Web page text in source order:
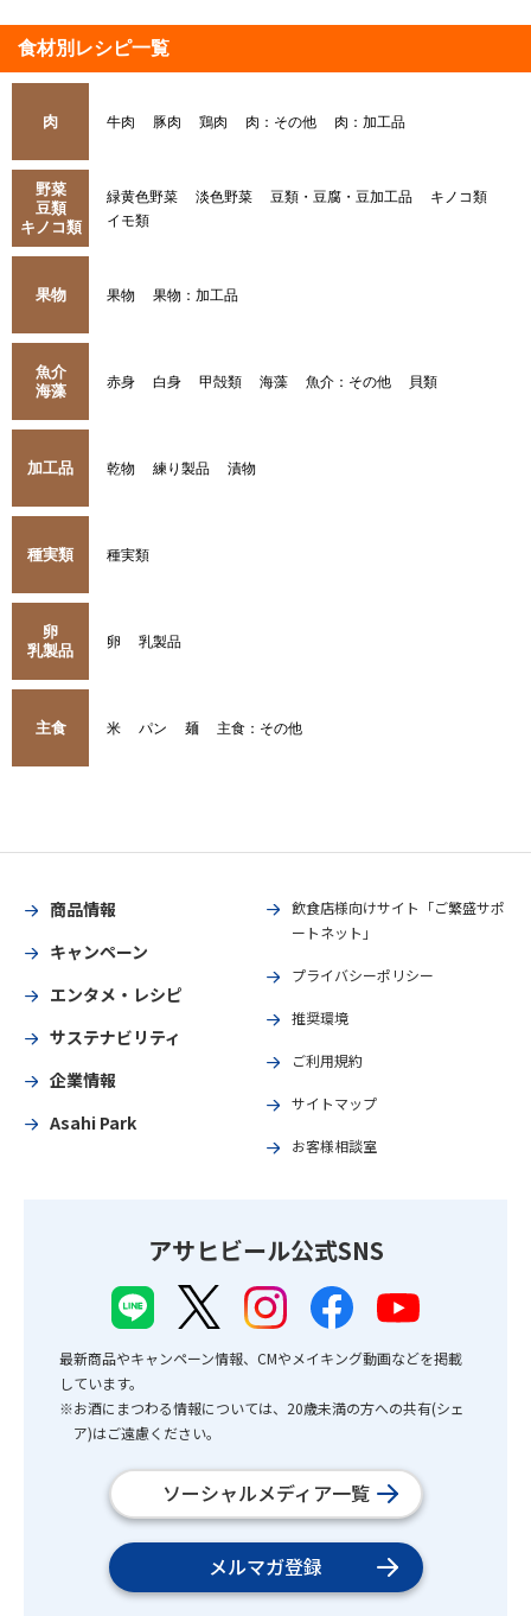
食材別レシピ一覧
肉 牛肉 豚肉 鶏肉 肉：その他 肉：加工品
野菜
豆類
キノコ類
緑黄色野菜 淡色野菜 豆類・豆腐・豆加工品
キノコ類
イモ類
果物 果物 果物：加工品
魚介
海藻
赤身 白身 甲殻類 海藻 魚介：その他 貝類
加工品 乾物 練り製品 漬物
種実類 種実類
卵
乳製品
卵 乳製品
主食 米 パン 麺 主食：その他
商品情報
キャンペーン
エンタメ・レシピ
サステナビリティ
企業情報
Asahi Park
飲食店様向けサイト「ご繁盛サポ
ートネット」
プライバシーポリシー
推奨環境
ご利用規約
サイトマップ
お客様相談室
アサヒビール公式SNS
最新商品やキャンペーン情報、CMやメイキング動画などを掲載
しています。
※お酒にまつわる情報については、20歳未満の方への共有(シェ
ア)はご遠慮ください。
ソーシャルメディア一覧
メルマガ登録